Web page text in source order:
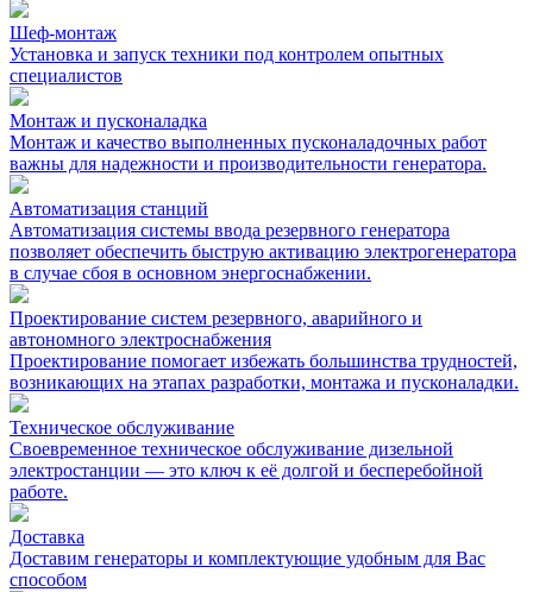
Шеф-монтаж
Установка и запуск техники под контролем опытных
специалистов
Монтаж и пусконаладка
Монтаж и качество выполненных пусконаладочных работ
важны для надежности и производительности генератора.
Автоматизация cтанций
Автоматизация системы ввода резервного генератора
позволяет обеспечить быструю активацию электрогенератора
в случае сбоя в основном энергоснабжении.
Проектирование систем резервного, аварийного и
автономного электроснабжения
Проектирование помогает избежать большинства трудностей,
возникающих на этапах разработки, монтажа и пусконаладки.
Техническое обслуживание
Своевременное техническое обслуживание дизельной
электростанции — это ключ к её долгой и бесперебойной
работе.
Доставка
Доставим генераторы и комплектующие удобным для Вас
способом